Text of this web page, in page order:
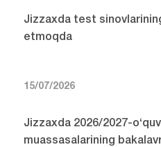
Jizzaxda test
etmoqda
15/07/2026
Jizzaxda 2026/2027-
muassasalarining